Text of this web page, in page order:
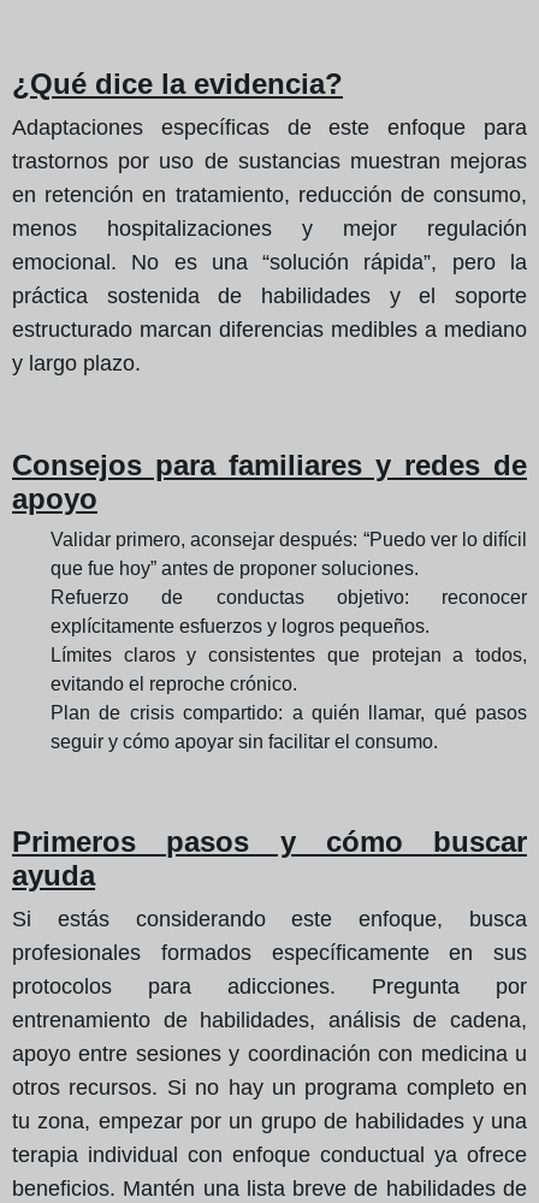
¿Qué dice la evidencia?
Adaptaciones específicas de este enfoque para
trastornos por uso de sustancias muestran mejoras
en retención en tratamiento, reducción de consumo,
menos hospitalizaciones y mejor regulación
emocional. No es una “solución rápida”, pero la
práctica sostenida de habilidades y el soporte
estructurado marcan diferencias medibles a mediano
y largo plazo.
Consejos para familiares y redes de
apoyo
Validar primero, aconsejar después: “Puedo ver lo difícil
que fue hoy” antes de proponer soluciones.
Refuerzo de conductas objetivo: reconocer
explícitamente esfuerzos y logros pequeños.
Límites claros y consistentes que protejan a todos,
evitando el reproche crónico.
Plan de crisis compartido: a quién llamar, qué pasos
seguir y cómo apoyar sin facilitar el consumo.
Primeros pasos y cómo buscar
ayuda
Si estás considerando este enfoque, busca
profesionales formados específicamente en sus
protocolos para adicciones. Pregunta por
entrenamiento de habilidades, análisis de cadena,
apoyo entre sesiones y coordinación con medicina u
otros recursos. Si no hay un programa completo en
tu zona, empezar por un grupo de habilidades y una
terapia individual con enfoque conductual ya ofrece
beneficios. Mantén una lista breve de habilidades de